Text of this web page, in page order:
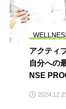
アクティ
自分への
NSE